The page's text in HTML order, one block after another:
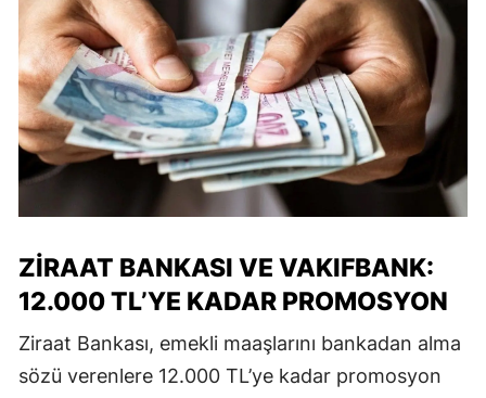
ZIRAAT BANKASI VE VAKIFBANK:
12.000 TL’YE KADAR PROMOSYON
Ziraat Bankası, emekli maaşlarını bankadan alma
sözü verenlere 12.000 TL’ye kadar promosyon